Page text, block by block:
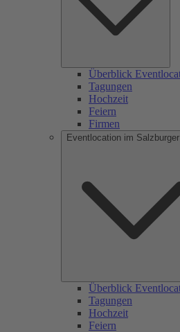
Überblick
Tagungen
Hochzeit
Feiern
Firmen
Eventlocation im Salzburger
Überblick
Tagungen
Hochzeit
Feiern